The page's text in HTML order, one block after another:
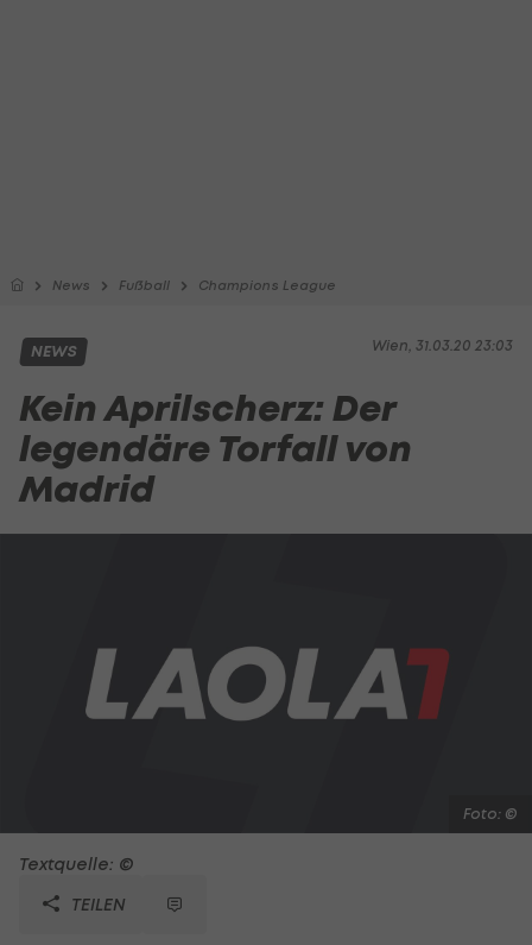
News Fußball Champions League
Wien, 31.03.20 23:03
NEWS
Kein Aprilscherz: Der
legendäre Torfall von
Madrid
Foto: ©
Textquelle: ©
TEILEN